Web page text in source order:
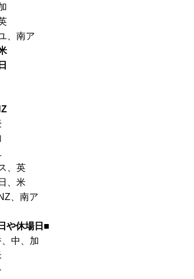
、南ア
、英
、米
、南ア
や休場日■
中、加